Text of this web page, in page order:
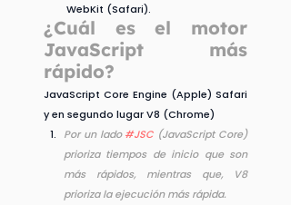
WebKit (Safari).
¿Cuál es el motor
JavaScript más
rápido?
JavaScript Core Engine (Apple) Safari
y en segundo lugar V8 (Chrome)
Por un lado #JSC (JavaScript Core)
prioriza tiempos de inicio que son
más rápidos, mientras que, V8
prioriza la ejecución más rápida.